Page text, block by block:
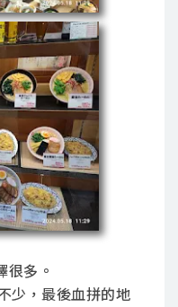
很多。
少，最後血拼的地